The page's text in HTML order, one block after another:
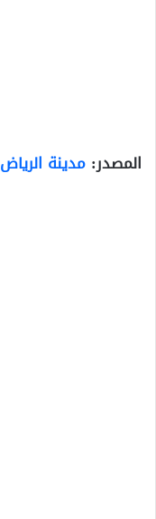
المصدر: مدينة الرياض